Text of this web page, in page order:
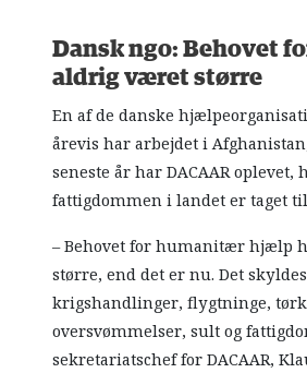
Dansk ngo: Behovet
aldrig været større
En af de danske
årevis har arbejdet i Afghanistan,
seneste år har DACAAR oplevet,
fattigdommen i landet er taget
– Behovet for humanitær hjælp
større, end det er nu. Det
krigshandlinger, flygtninge,
oversvømmelser, sult og
sekretariatschef for DACAAR,